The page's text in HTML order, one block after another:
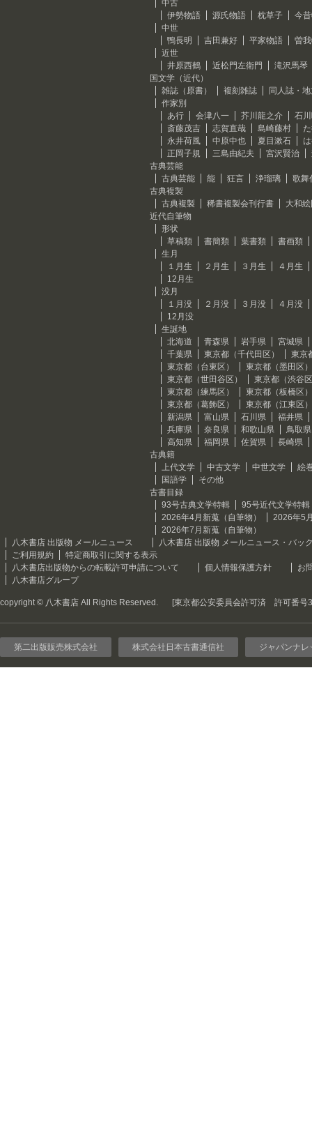
中古
伊勢物語
源氏物語 枕草子
今
中世
鴨長明
吉田兼好 平家物語
曽
近世
井原西鶴
近松門左衛門
滝沢馬琴
国文学（近代）
雑誌（原書）
複刻雑誌
同人誌・
作家別
あ行
会津八一 芥川龍之介
石
斎藤茂吉
志賀直哉 島崎藤村
永井荷風
中原中也 夏目漱石
正岡子規
三島由紀夫 宮沢賢治
古典芸能
古典芸能
能 狂言 浄瑠璃
歌舞
古典複製
古典複製
稀書複製会刊行書
大和
近代自筆物
形状
草稿類
書簡類 葉書類
書画類
生月
１月生
２月生 ３月生
４月生
12月生
没月
１月没
２月没 ３月没
４月没
12月没
生誕地
北海道
青森県 岩手県
宮城県
千葉県
東京都（千代田区）
東京
東京都（台東区）
東京都（墨田区）
東京都（世田谷区）
東京都（渋谷
東京都（練馬区）
東京都（板橋区）
東京都（葛飾区）
東京都（江東区）
新潟県
富山県 石川県
福井県
兵庫県
奈良県 和歌山県
鳥取県
高知県
福岡県 佐賀県
長崎県
古典籍
上代文学
中古文学 中世文学
絵
国語学
その他
古書目録
93号古典文学特輯
95号近代文学特輯
2026年4月新蒐（自筆物）
2026年5
2026年7月新蒐（自筆物）
八木書店 出版物 メールニュース
八木書店 出版物 メールニュース・バッ
ご利用規約
特定商取引に関する表示
八木書店出版物からの転載許可申請について
個人情報保護方針
お
八木書店グループ
copyright © 八木書店 All Rights Reserved. [東京都公安委員会許可済 許可番号
第二出版販売株式会社 株式会社日本古書通信社 ジャパンナレ